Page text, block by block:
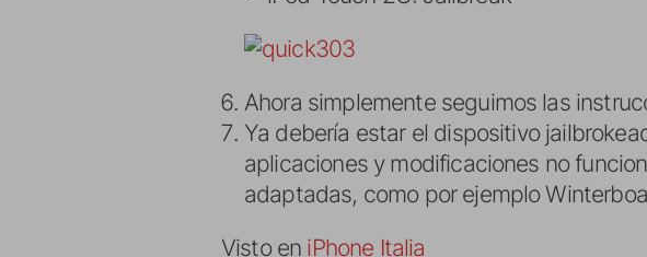
Ahora simplemente seguimos las
Ya debería estar el dispositivo
aplicaciones y modificaciones no
adaptadas, como por ejemplo
Visto en iPhone Italia